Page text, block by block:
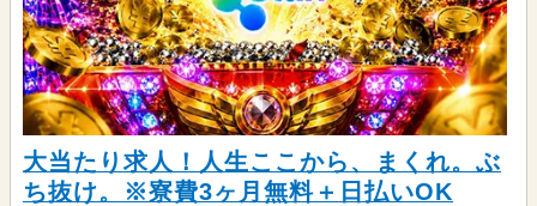
大当たり求人！人生ここから、まくれ。ぶ
ち抜け。※寮費3ヶ月無料＋日払いOK